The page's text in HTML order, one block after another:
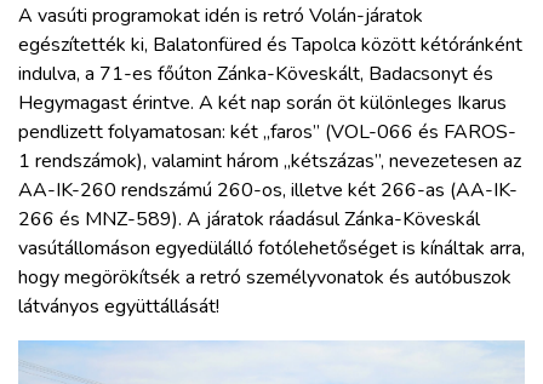
A vasúti programokat idén is retró Volán-járatok
egészítették ki, Balatonfüred és Tapolca között kétóránként
indulva, a 71-es főúton Zánka-Köveskált, Badacsonyt és
Hegymagast érintve. A két nap során öt különleges Ikarus
pendlizett folyamatosan: két „faros” (VOL-066 és FAROS-
1 rendszámok), valamint három „kétszázas”, nevezetesen az
AA-IK-260 rendszámú 260-os, illetve két 266-as (AA-IK-
266 és MNZ-589). A járatok ráadásul Zánka-Köveskál
vasútállomáson egyedülálló fotólehetőséget is kínáltak arra,
hogy megörökítsék a retró személyvonatok és autóbuszok
látványos együttállását!